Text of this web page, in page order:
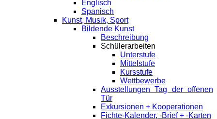
Englisch
Spanisch
Kunst, Musik, Sport
Bildende Kunst
Beschreibung
Schülerarbeiten
Unterstufe
Mittelstufe
Kursstufe
Wettbewerbe
Ausstellungen Tag der offenen
Tür
Exkursionen + Kooperationen
Fichte-Kalender, -Brief + -Karten